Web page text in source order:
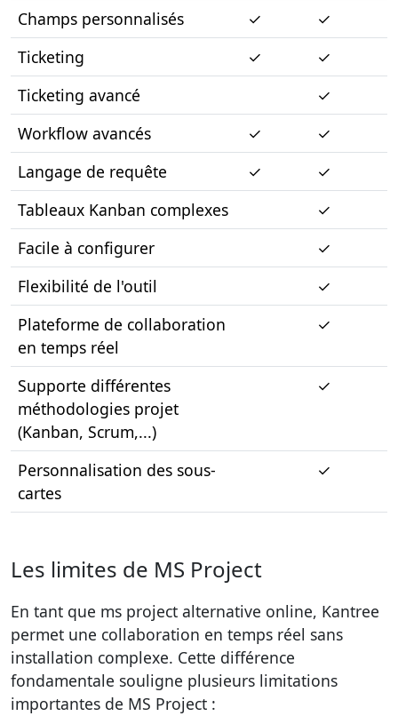
Champs personnalisés
✓
✓
Ticketing
✓
✓
Ticketing avancé
✓
Workflow avancés
✓
✓
Langage de requête
✓
✓
Tableaux Kanban complexes
✓
Facile à configurer
✓
Flexibilité de l'outil
✓
Plateforme de collaboration
en temps réel
✓
Supporte différentes
méthodologies projet
(Kanban, Scrum,...)
✓
Personnalisation des sous-
cartes
✓
Les limites de MS Project
En tant que ms project alternative online, Kantree
permet une collaboration en temps réel sans
installation complexe. Cette différence
fondamentale souligne plusieurs limitations
importantes de MS Project :